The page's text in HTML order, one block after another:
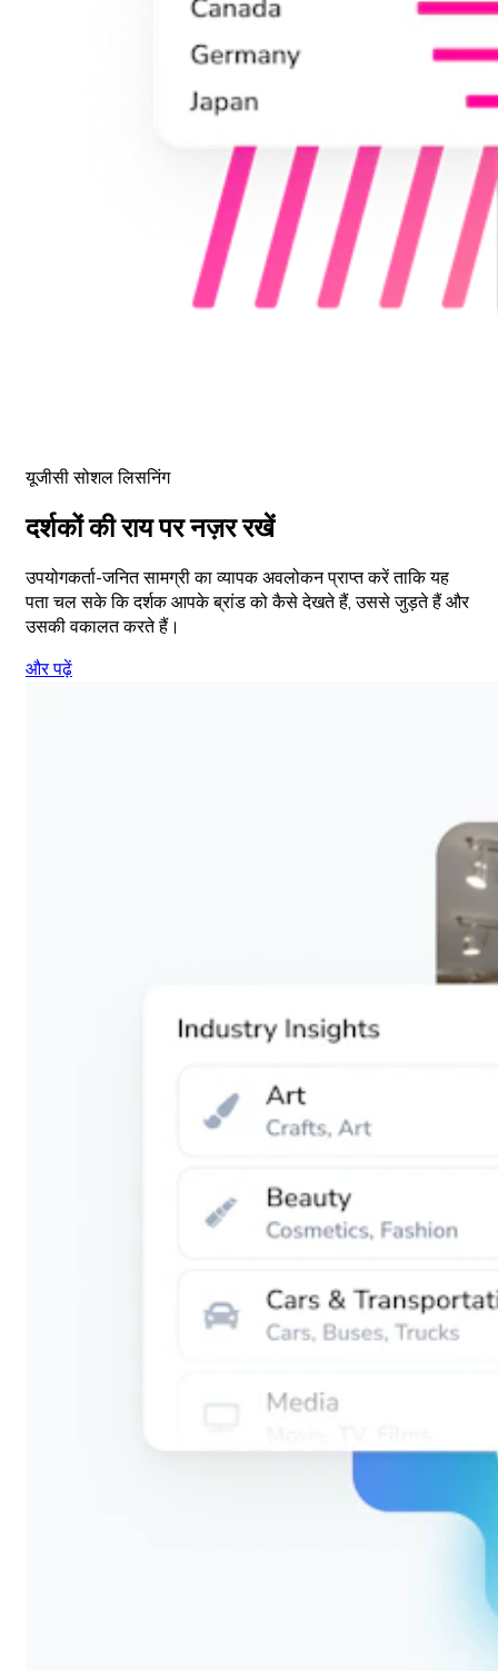
यूजीसी सोशल लिसनिंग
दर्शकों की राय पर नज़र रखें
उपयोगकर्ता-जनित सामग्री का व्यापक अवलोकन प्राप्त करें ताकि यह
पता चल सके कि दर्शक आपके ब्रांड को कैसे देखते हैं, उससे जुड़ते हैं और
उसकी वकालत करते हैं।
और पढ़ें